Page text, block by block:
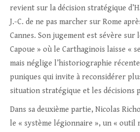
revient sur la décision stratégique
J.-C. de ne pas marcher sur Rome
Cannes. Son jugement est sévère sur
Capoue » où le Carthaginois laisse «
mais néglige l’historiographie
puniques qui invite à reconsidérer
situation stratégique et les décisions
Dans sa deuxième partie, Nicolas
le « système légionnaire », un « outil